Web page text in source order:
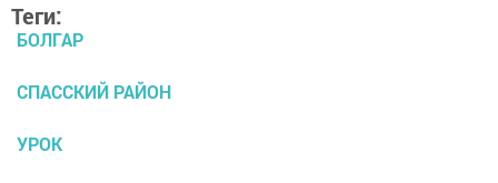
Теги:
БОЛГАР
СПАССКИЙ РАЙОН
УРОК